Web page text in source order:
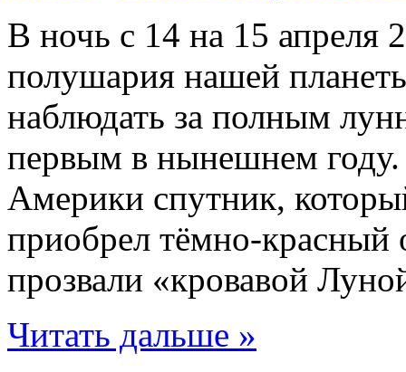
В ночь с 14 на 15 апреля
полушария нашей
наблюдать за полным
первым в нынешнем
Америки спутник,
приобрел тёмно-красный
прозвали «кровавой
Читать дальше »